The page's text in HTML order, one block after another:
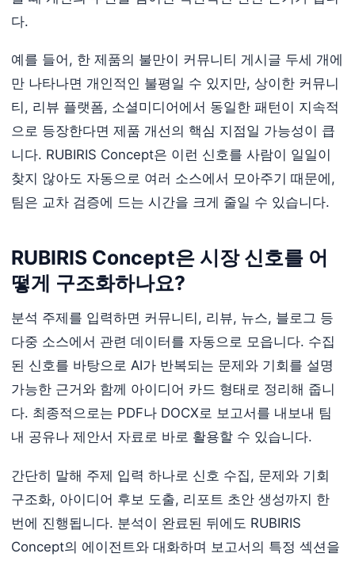
다.
예를 들어, 한 제품의 불만이 커뮤니티 게시글 두세 개에
만 나타나면 개인적인 불평일 수 있지만, 상이한 커뮤니
티, 리뷰 플랫폼, 소셜미디어에서 동일한 패턴이 지속적
으로 등장한다면 제품 개선의 핵심 지점일 가능성이 큽
니다. RUBIRIS Concept은 이런 신호를 사람이 일일이
찾지 않아도 자동으로 여러 소스에서 모아주기 때문에,
팀은 교차 검증에 드는 시간을 크게 줄일 수 있습니다.
RUBIRIS Concept은 시장 신호를 어
떻게 구조화하나요?
분석 주제를 입력하면 커뮤니티, 리뷰, 뉴스, 블로그 등
다중 소스에서 관련 데이터를 자동으로 모읍니다. 수집
된 신호를 바탕으로 AI가 반복되는 문제와 기회를 설명
가능한 근거와 함께 아이디어 카드 형태로 정리해 줍니
다. 최종적으로는 PDF나 DOCX로 보고서를 내보내 팀
내 공유나 제안서 자료로 바로 활용할 수 있습니다.
간단히 말해 주제 입력 하나로 신호 수집, 문제와 기회
구조화, 아이디어 후보 도출, 리포트 초안 생성까지 한
번에 진행됩니다. 분석이 완료된 뒤에도 RUBIRIS
Concept의 에이전트와 대화하며 보고서의 특정 섹션을